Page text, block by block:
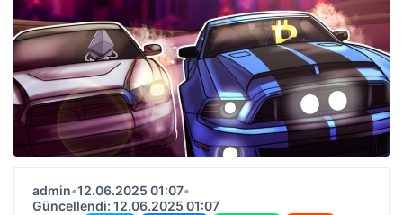
admin•12.06.2025 01:07•
Güncellendi: 12.06.2025 01:07